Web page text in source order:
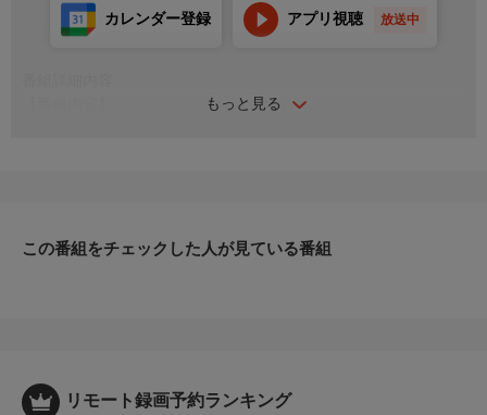
もっと見る
カレンダー登録 アプリ視聴 放送中
【番組内容】
この番組をチェックした人が見ている番組
リモート録画予約ランキング